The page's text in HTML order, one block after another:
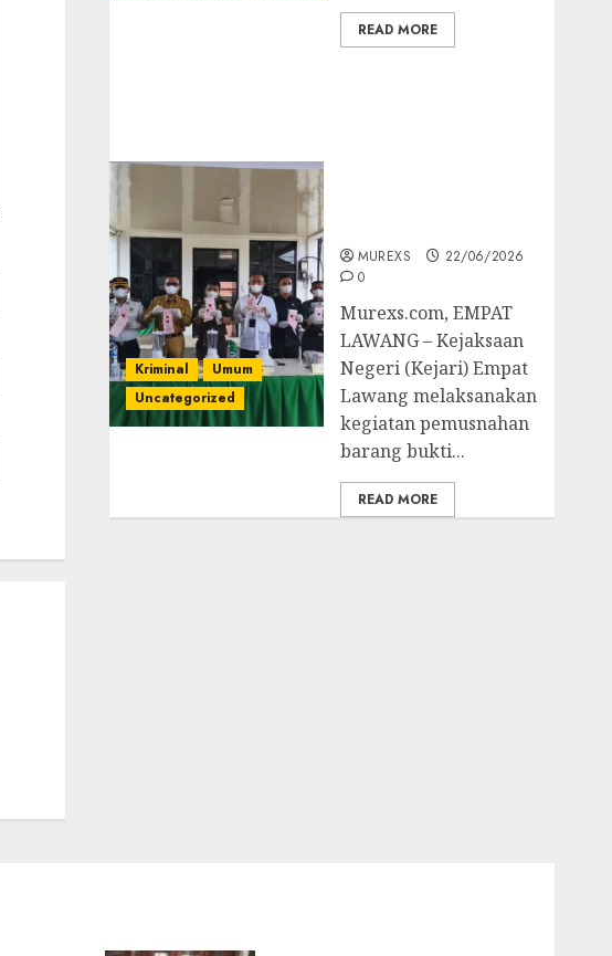
READ MORE
Kriminal
Umum
Uncategorized
MUREXS
22/06/2026
0
‎Murexs.com, EMPAT
LAWANG – Kejaksaan
Negeri (Kejari) Empat
Lawang melaksanakan
kegiatan pemusnahan
barang bukti...
READ MORE